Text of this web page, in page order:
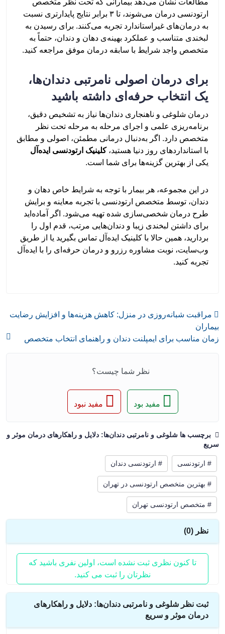
مطالعات نشان می‌دهد بیمارانی که تحت نظر متخصص
ارتودنسی درمان می‌شوند، تا ۳ برابر نتایج پایدارتری نسبت
به درمان‌های غیراستاندارد تجربه می‌کنند. برای رسیدن به
لبخندی متناسب و عملکرد بهینه‌ی دهان و دندان، حتماً به
متخصص واجد شرایط با سابقه‌ درمان موفق مراجعه کنید.
برای درمان اصولی نامرتبی دندان‌ها،
یک انتخاب حرفه‌ای داشته باشید
درمان شلوغی و ناهنجاری دندان‌ها نیاز به تشخیص دقیق،
برنامه‌ریزی علمی و اجرای مرحله به مرحله تحت نظر
متخصص دارد. اگر به‌دنبال درمانی مطمئن، اصولی و مطابق
با استانداردهای روز دنیا هستید،کلینیک ارتودنسی ایده‌آل
یکی از بهترین گزینه‌ها برای شما است.
در این مجموعه، هر بیمار با‌ توجه ‌به شرایط خاص دهان و
دندان، توسط متخصص ارتودنسی با تجربه معاینه و برایش
طرح درمان شخصی‌سازی شده تهیه می‌شود. اگر آماده‌اید
برای داشتن لبخندی زیبا و دندان‌هایی مرتب، قدم اول را
بردارید، همین حالا با کلینیک ایده‌آل تماس بگیرید یا از طریق
وب‌سایت، نوبت مشاوره رزرو و درمان حرفه‌ای را با ایده‌آل
تجربه کنید.
مراقبت شبانه‌روزی در منزل: کاهش هزینه‌ها و افزایش رضایت
بیماران
زمان مناسب برای ایمپلنت دندان و راهنمای انتخاب متخصص
نظر شما چیست؟
مفید بود مفید نبود
برچسب ها شلوغی و نامرتبی دندان‌ها: دلایل و راهکارهای درمان موثر و
سریع
# ارتودنسی # ارتودنسی دندان
# بهترین متخصص ارتودنسی در تهران
# متخصص ارتودنسی تهران
نظر (0)
تا کنون نظری ثبت نشده است، اولین نفری باشید که
نظرتان را ثبت می کنید.
ثبت نظر شلوغی و نامرتبی دندان‌ها: دلایل و راهکارهای
درمان موثر و سریع